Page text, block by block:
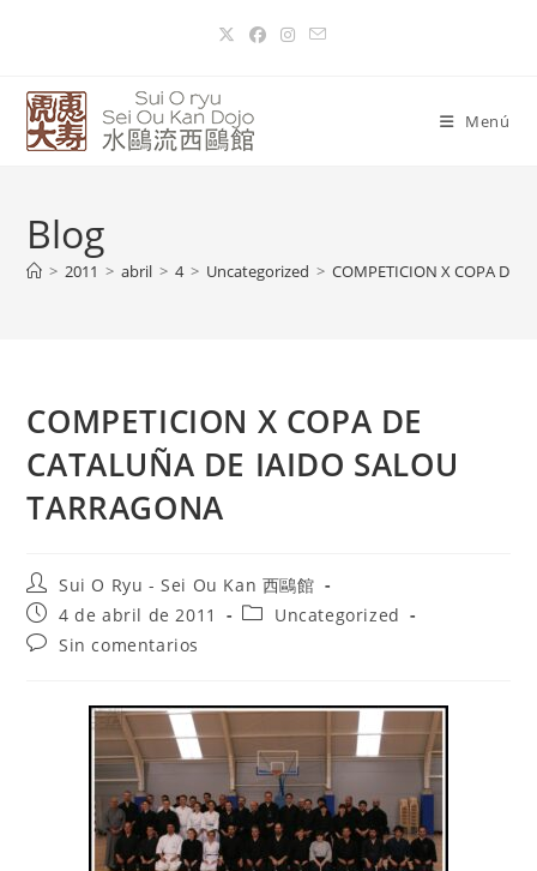
Menú
Blog
> 2011 > abril > 4 > Uncategorized > COMPETICION X COPA DE
COMPETICION X COPA DE
CATALUÑA DE IAIDO SALOU
TARRAGONA
Sui O Ryu - Sei Ou Kan 西鷗館
4 de abril de 2011
Uncategorized
Sin comentarios